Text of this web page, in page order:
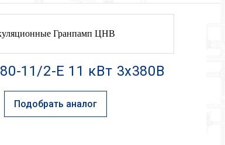
Гранпамп ЦНВ
11/2-Е 11 кВт 3х380В
Подобрать аналог